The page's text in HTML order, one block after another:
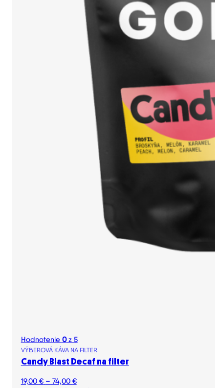
Hodnotenie 0z 5
VÝBEROVÁ KÁVA NA FILTER
Candy Blast Decaf na filter
19,00 € – 74,00 €Price